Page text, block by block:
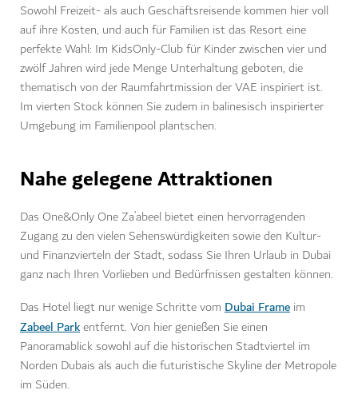
Sowohl Freizeit- als auch Geschäftsreisende kommen hier voll
auf ihre Kosten, und auch für Familien ist das Resort eine
perfekte Wahl: Im KidsOnly-Club für Kinder zwischen vier und
zwölf Jahren wird jede Menge Unterhaltung geboten, die
thematisch von der Raumfahrtmission der VAE inspiriert ist.
Im vierten Stock können Sie zudem in balinesisch inspirierter
Umgebung im Familienpool plantschen.
Nahe gelegene Attraktionen
Das One&Only One Za’abeel bietet einen hervorragenden
Zugang zu den vielen Sehenswürdigkeiten sowie den Kultur-
und Finanzvierteln der Stadt, sodass Sie Ihren Urlaub in Dubai
ganz nach Ihren Vorlieben und Bedürfnissen gestalten können.
Das Hotel liegt nur wenige Schritte vom Dubai Frame im
Zabeel Parkentfernt. Von hier genießen Sie einen
Panoramablick sowohl auf die historischen Stadtviertel im
Norden Dubais als auch die futuristische Skyline der Metropole
im Süden.